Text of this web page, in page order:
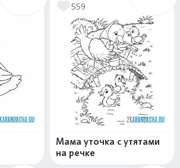
559
Мама уточка с утятами
на речке